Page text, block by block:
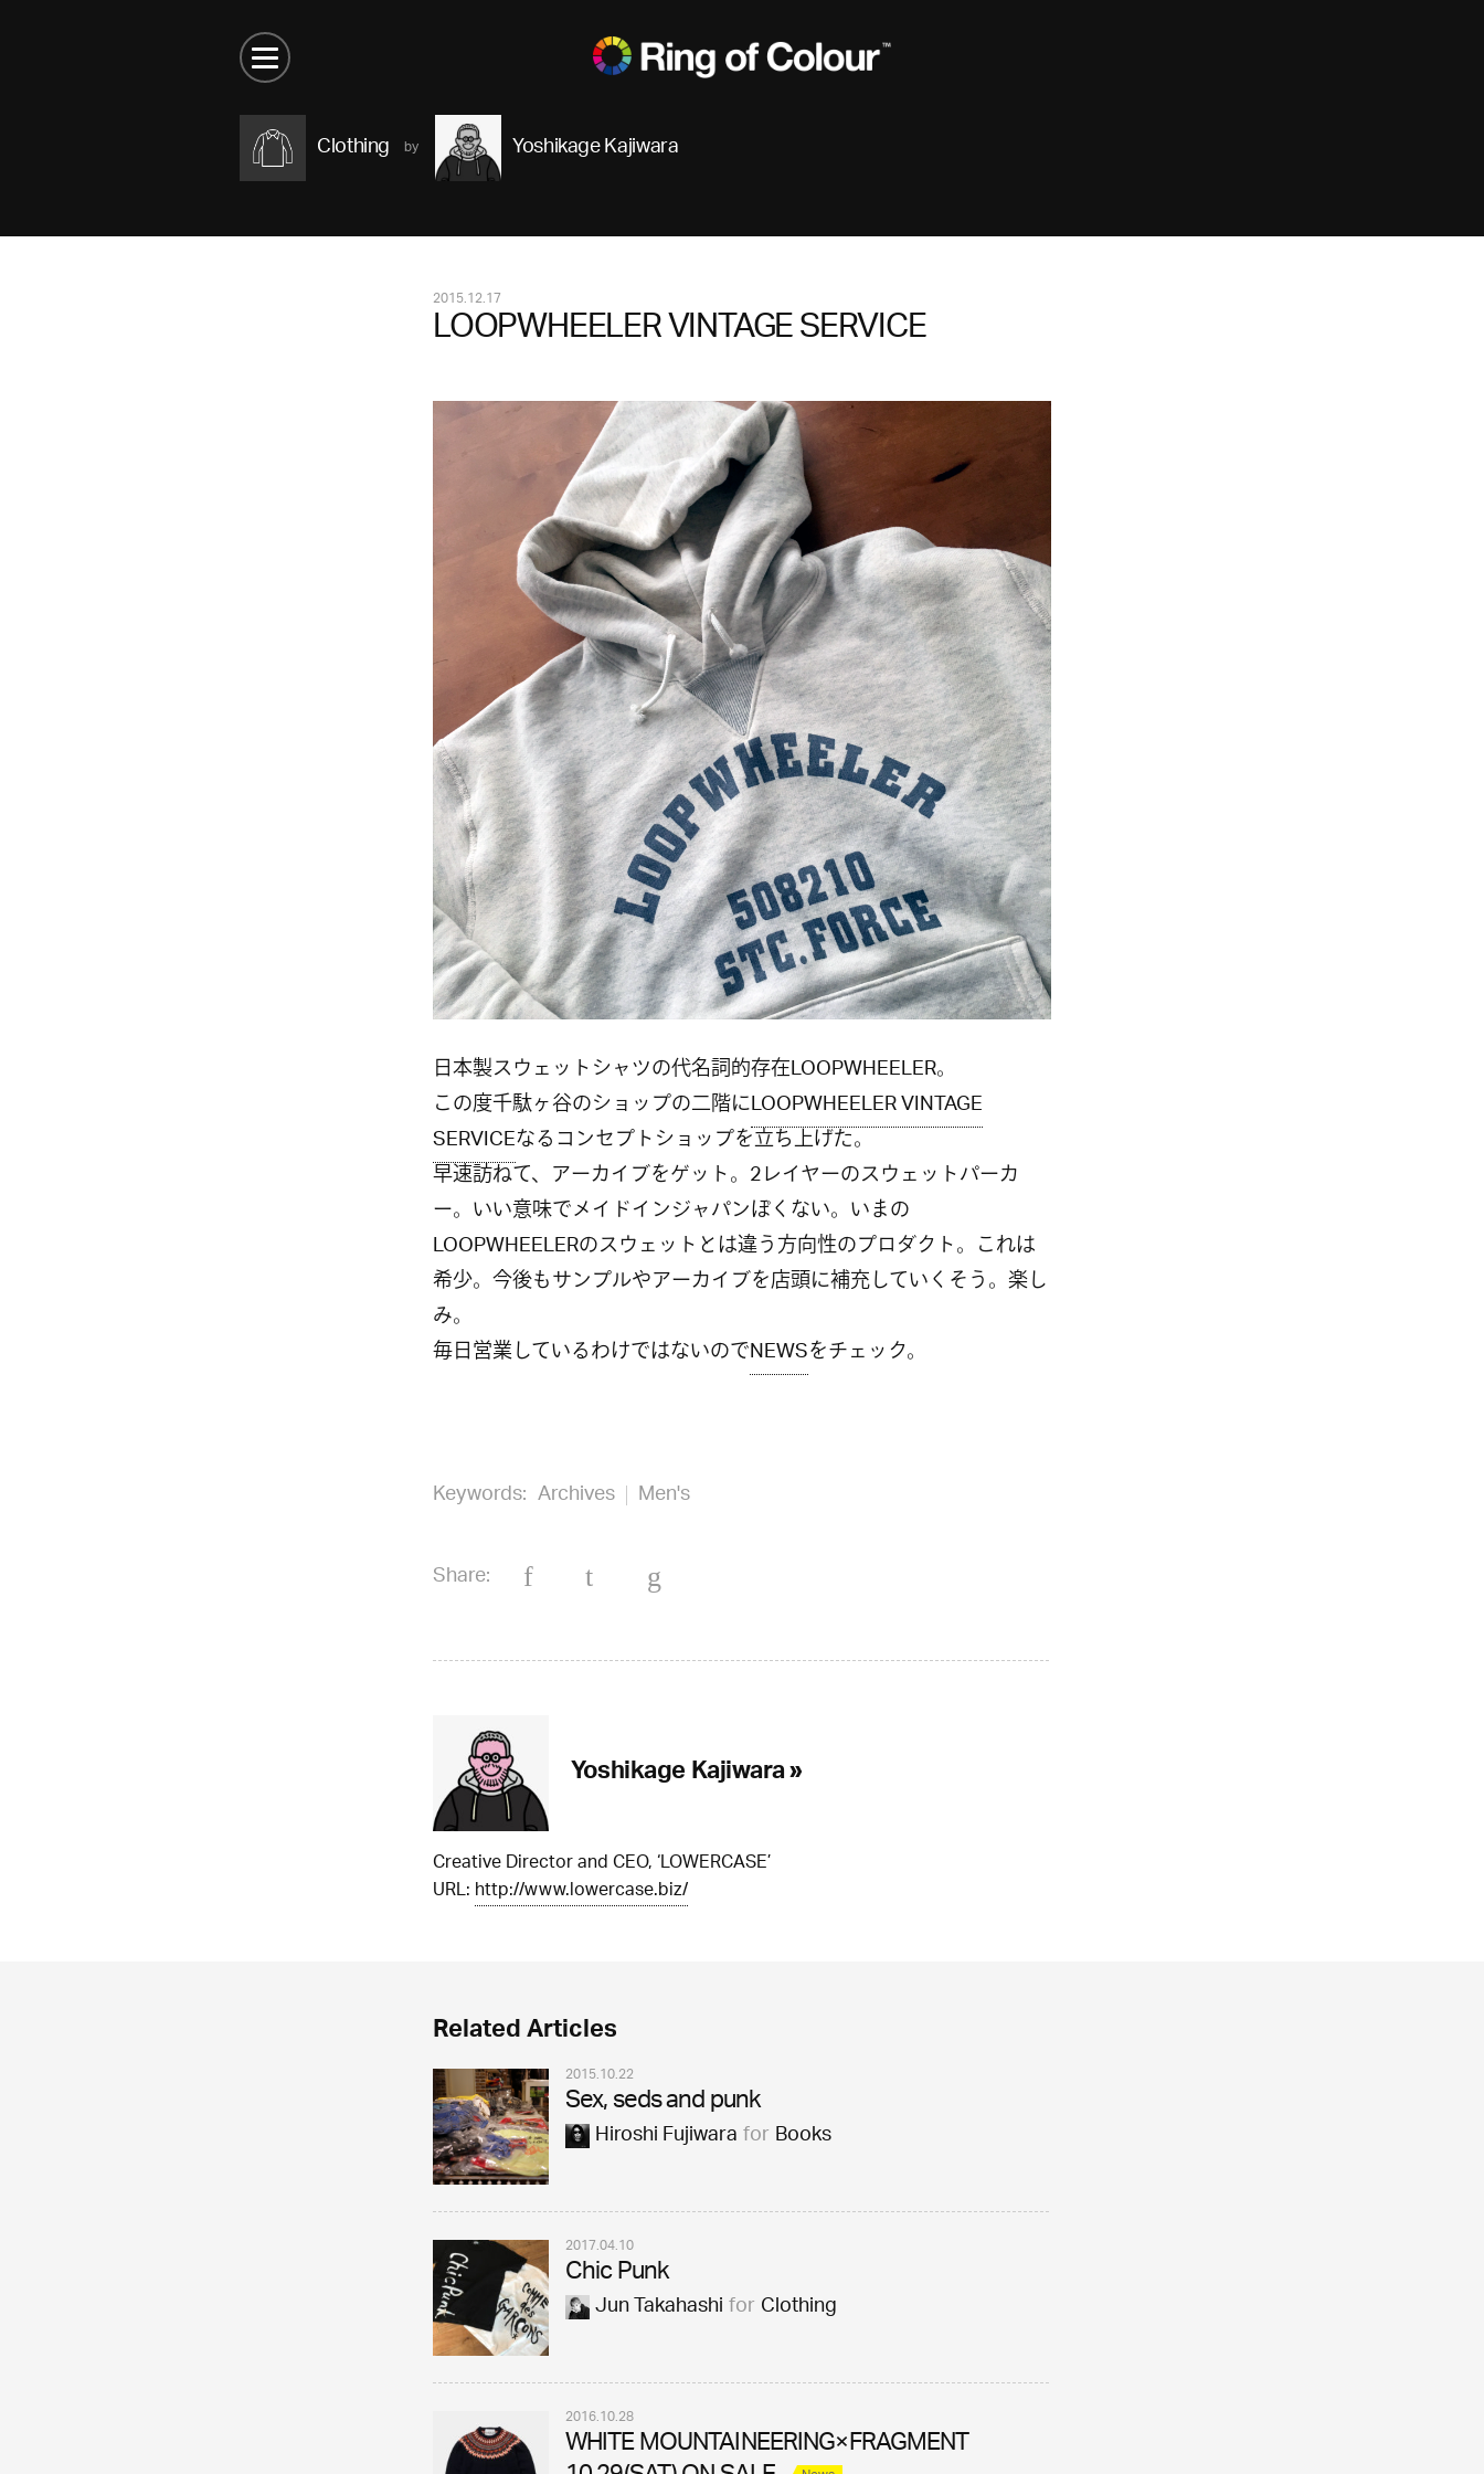
Clothing Yoshikage Kajiwara
2015.12.17
LOOPWHEELER VINTAGE SERVICE
日本製スウェットシャツの代名詞的存在LOOPWHEELER。
この度千駄ヶ谷のショップの二階にLOOPWHEELER VINTAGE
SERVICEなるコンセプトショップを立ち上げた。
早速訪ねて、アーカイブをゲット。2レイヤーのスウェットパーカ
ー。いい意味でメイドインジャパンぽくない。いまの
LOOPWHEELERのスウェットとは違う方向性のプロダクト。これは
希少。今後もサンプルやアーカイブを店頭に補充していくそう。楽し
み。
毎日営業しているわけではないのでNEWSをチェック。
Keywords: Archives Men's
Share:
Yoshikage Kajiwara »
Creative Director and CEO, ‘LOWERCASE’
URL:http://www.lowercase.biz/
Related Articles
2015.10.22
Sex, seds and punk
Hiroshi FujiwaraforBooks
2017.04.10
Chic Punk
Jun TakahashiforClothing
2016.10.28
WHITE MOUNTAINEERING×FRAGMENT